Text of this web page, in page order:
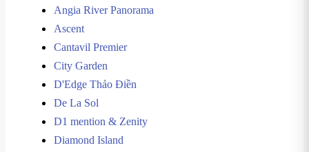
Angia River Panorama
Ascent
Cantavil Premier
City Garden
D'Edge Thảo Điền
De La Sol
D1 mention & Zenity
Diamond Island